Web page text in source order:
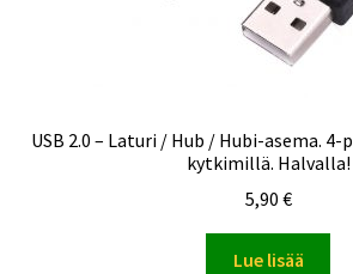
USB 2.0 – Laturi / Hub / Hubi-asema.
kytkimillä. Halvalla!
5,90 €
Lue lisää